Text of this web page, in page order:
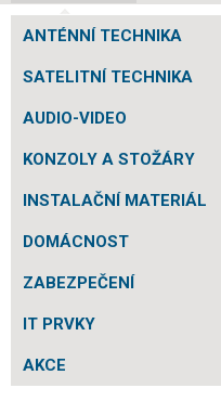
ANTÉNNÍ TECHNIKA
SATELITNÍ TECHNIKA
AUDIO-VIDEO
KONZOLY A STOŽÁRY
INSTALAČNÍ MATERIÁL
DOMÁCNOST
ZABEZPEČENÍ
IT PRVKY
AKCE